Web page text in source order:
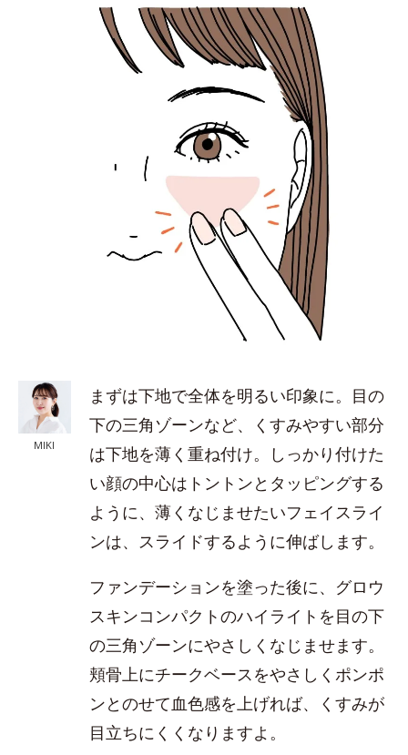
MIKI
まずは下地で全体を明るい印象に。目の
下の三角ゾーンなど、くすみやすい部分
は下地を薄く重ね付け。しっかり付けた
い顔の中心はトントンとタッピングする
ように、薄くなじませたいフェイスライ
ンは、スライドするように伸ばします。
ファンデーションを塗った後に、グロウ
スキンコンパクトのハイライトを目の下
の三角ゾーンにやさしくなじませます。
頬骨上にチークベースをやさしくポンポ
ンとのせて血色感を上げれば、くすみが
目立ちにくくなりますよ。